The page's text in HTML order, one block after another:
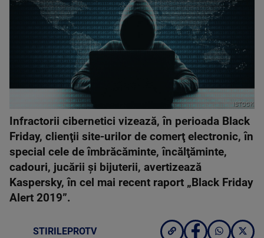
ISTOCK
Infractorii cibernetici vizează, în perioada Black
Friday, clienţii site-urilor de comerţ electronic, în
special cele de îmbrăcăminte, încălţăminte,
cadouri, jucării şi bijuterii, avertizează
Kaspersky, în cel mai recent raport „Black Friday
Alert 2019”.
STIRILEPROTV